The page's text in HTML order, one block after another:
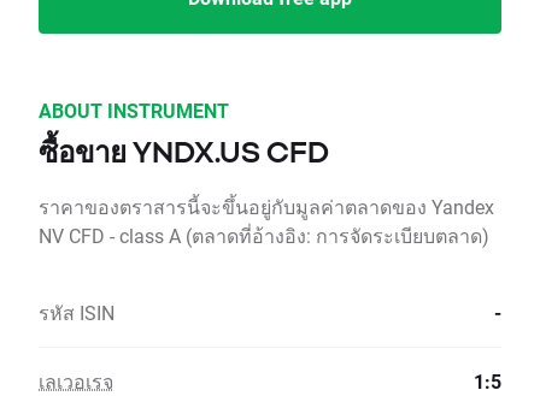
ABOUT INSTRUMENT
ซื้อขาย YNDX.US CFD
ราคาของตราสารนี้จะขึ้นอยู่กับมูลค่าตลาดของ Yandex
NV CFD - class A (ตลาดที่อ้างอิง: การจัดระเบียบตลาด)
รหัส ISIN -
เลเวอเรจ 1:5